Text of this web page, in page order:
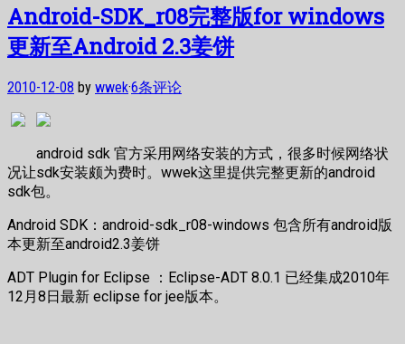
Android-SDK_r08完整版for windows
更新至Android 2.3姜饼
2010-12-08 by wwek·6条评论
android sdk 官方采用网络安装的方式，很多时候网络状
况让sdk安装颇为费时。wwek这里提供完整更新的android
sdk包。
Android SDK：android-sdk_r08-windows 包含所有android版
本更新至android2.3姜饼
ADT Plugin for Eclipse ：Eclipse-ADT 8.0.1 已经集成2010年
12月8日最新 eclipse for jee版本。